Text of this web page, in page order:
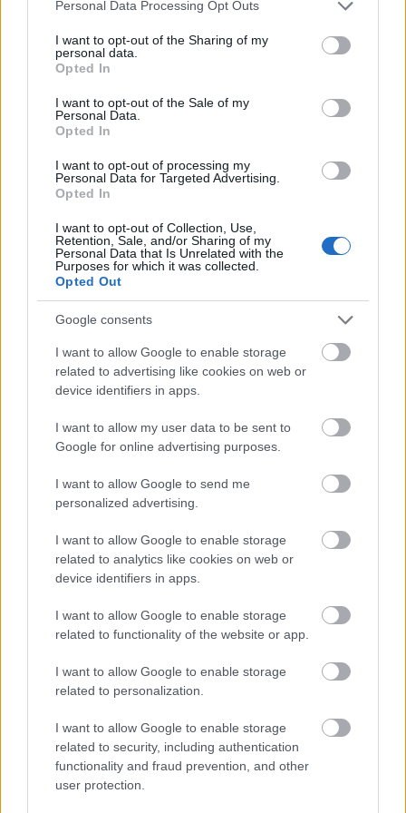
not limited to your visit or usage behaviour. You may click to
grant or deny consent to Google and its third-party tags to
use your data for below specified purposes in below Google
consent section.
Personal Data Processing Opt Outs
I want to opt-out of the Sharing of my
personal data.
Opted In
I want to opt-out of the Sale of my
Personal Data.
Opted In
I want to opt-out of processing my
Personal Data for Targeted Advertising.
Opted In
I want to opt-out of Collection, Use,
Retention, Sale, and/or Sharing of my
Personal Data that Is Unrelated with the
Purposes for which it was collected.
Opted Out
Google consents
I want to allow Google to enable storage
related to advertising like cookies on web or
device identifiers in apps.
I want to allow my user data to be sent to
Google for online advertising purposes.
I want to allow Google to send me
personalized advertising.
I want to allow Google to enable storage
related to analytics like cookies on web or
device identifiers in apps.
I want to allow Google to enable storage
related to functionality of the website or app.
I want to allow Google to enable storage
related to personalization.
I want to allow Google to enable storage
related to security, including authentication
functionality and fraud prevention, and other
user protection.
színjátszást" - emelte kiRéthelyi Miklós.
Alföldi Róbert a Nemzetiről, mint szimbólumról
Alföldi Róbertigazgató beszédében felidézte: 10
éve, március 15-én a színfalak mögött készült
kollégáival a színháznyitó Tragédia-előadásra,
amelyben Lucifert játszotta. Arról beszélt, hogy
mindannyian, akik abban az előadásban részt
vettek, igaz meghatottsággal és emelkedettséggel
dolgoztak, pontosan érzékelték, hogy történelmi
pillanat részesei.
Nemzeti Színházléte vagy nem léte, lerombolása
és újraépítése pontosan szimbolizálja a magyar
földön oly sokat vágyott szabadság létét vagy nem
Nemzeti Színházelmúlt 10 éve bizonyítja, hogy
különböző gondolkodású, pártállású, hitű emberek
egy cél érdekében, jelen esetben az adott esti
előadás érdekében kizárólag azt tartják szem előtt,
különbözőségei csak színesítik és gazdagítják a
közös célokat" - jelentette ki hangsúlyozva, hogy a
kultúra igenis példát tud mutatni.